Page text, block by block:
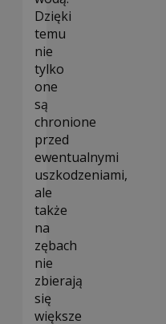
Dzięki
temu
nie
tylko
one
są
chronione
przed
ewentualnymi
uszkodzeniami,
ale
także
na
zębach
nie
zbierają
się
większe